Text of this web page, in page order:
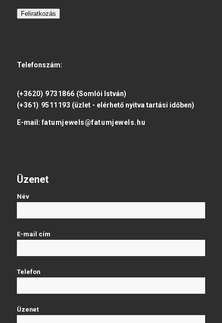
Feliratkozás
Telefonszám:
(+3620) 9731866 (Somlói István)
(+361) 9511193 (üzlet - elérhető nyitva tartási időben)
E-mail: fatumjewels@fatumjewels.hu
Üzenet
Név
E-mail cím
Telefon
Üzenet